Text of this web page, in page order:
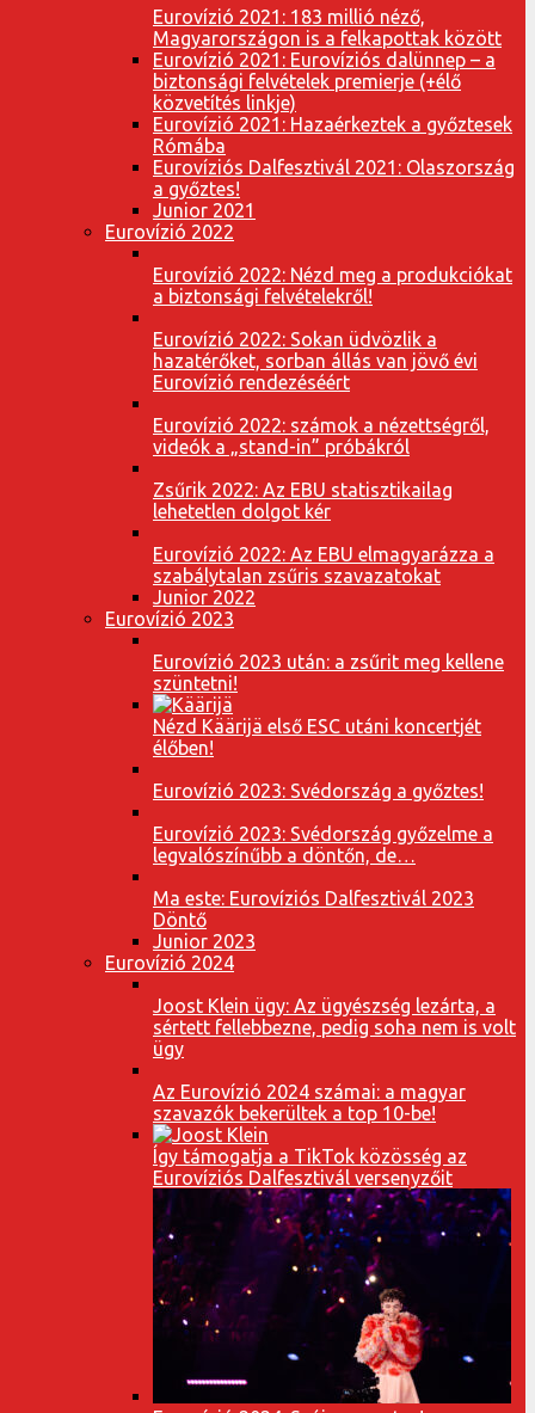
Eurovízió 2021: 183 millió néző,
Magyarországon is a felkapottak között
Eurovízió 2021: Eurovíziós dalünnep – a
biztonsági felvételek premierje (+élő
közvetítés linkje)
Eurovízió 2021: Hazaérkeztek a győztesek
Rómába
Eurovíziós Dalfesztivál 2021: Olaszország
a győztes!
Junior 2021
Eurovízió 2022
Eurovízió 2022: Nézd meg a produkciókat
a biztonsági felvételekről!
Eurovízió 2022: Sokan üdvözlik a
hazatérőket, sorban állás van jövő évi
Eurovízió rendezéséért
Eurovízió 2022: számok a nézettségről,
videók a „stand-in” próbákról
Zsűrik 2022: Az EBU statisztikailag
lehetetlen dolgot kér
Eurovízió 2022: Az EBU elmagyarázza a
szabálytalan zsűris szavazatokat
Junior 2022
Eurovízió 2023
Eurovízió 2023 után: a zsűrit meg kellene
szüntetni!
Nézd Käärijä első ESC utáni koncertjét
élőben!
Eurovízió 2023: Svédország a győztes!
Eurovízió 2023: Svédország győzelme a
legvalószínűbb a döntőn, de…
Ma este: Eurovíziós Dalfesztivál 2023
Döntő
Junior 2023
Eurovízió 2024
Joost Klein ügy: Az ügyészség lezárta, a
sértett fellebbezne, pedig soha nem is volt
ügy
Az Eurovízió 2024 számai: a magyar
szavazók bekerültek a top 10-be!
Így támogatja a TikTok közösség az
Eurovíziós Dalfesztivál versenyzőit